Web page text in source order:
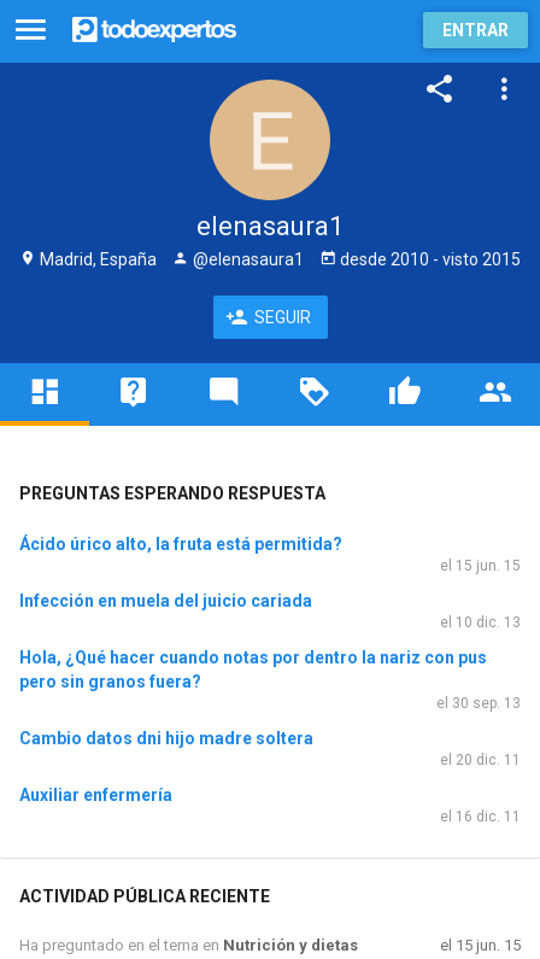
ENTRAR
elenasaura1
Madrid, España @elenasaura1 desde 2010 - visto 2015
SEGUIR
PREGUNTAS ESPERANDO RESPUESTA
Ácido úrico alto, la fruta está permitida?
el 15 jun. 15
Infección en muela del juicio cariada
el 10 dic. 13
Hola, ¿Qué hacer cuando notas por dentro la nariz con pus
pero sin granos fuera?
el 30 sep. 13
Cambio datos dni hijo madre soltera
el 20 dic. 11
Auxiliar enfermería
el 16 dic. 11
ACTIVIDAD PÚBLICA RECIENTE
Ha preguntado en el tema en Nutrición y dietas el 15 jun. 15